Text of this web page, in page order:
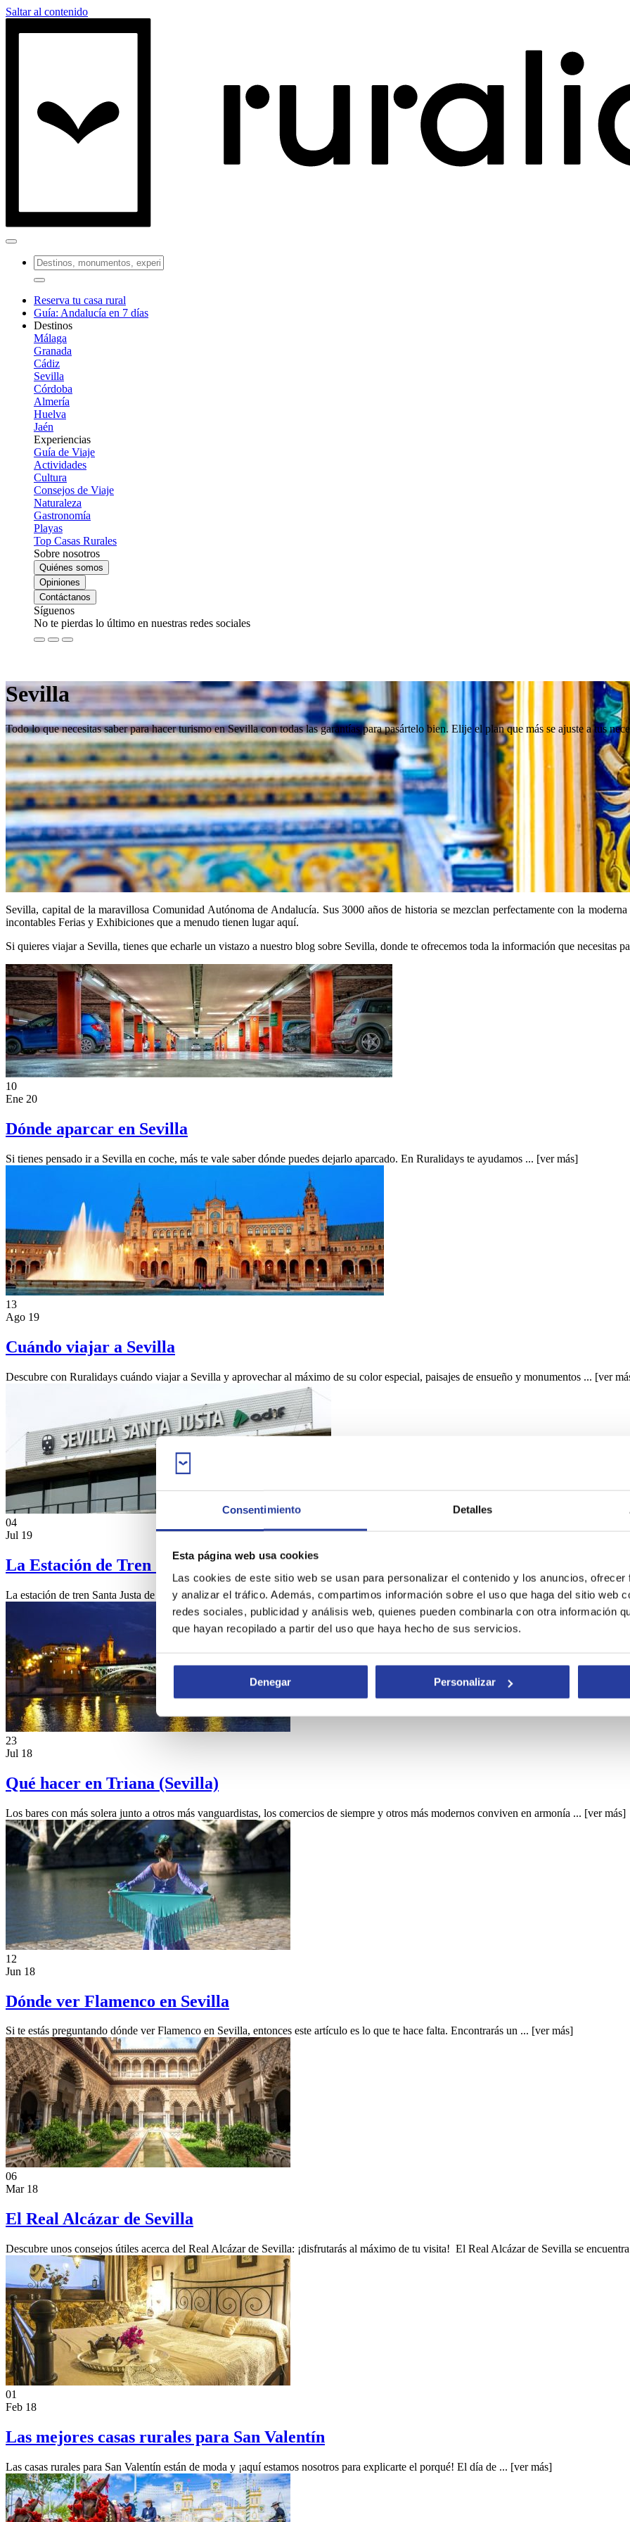
Consentimiento Detalles
Esta página web usa cookies
Las cookies de este sitio web se usan para personalizar el contenido y los anuncios,
y analizar el tráfico. Además, compartimos información sobre el uso que haga del sitio web
redes sociales, publicidad y análisis web, quienes pueden combinarla con otra información
que hayan recopilado a partir del uso que haya hecho de sus servicios.
Denegar Personalizar
Saltar al contenido
Reserva tu casa rural
Guía: Andalucía en 7 días
Destinos
Málaga
Granada
Cádiz
Sevilla
Córdoba
Almería
Huelva
Jaén
Experiencias
Guía de Viaje
Actividades
Cultura
Consejos de Viaje
Naturaleza
Gastronomía
Playas
Top Casas Rurales
Sobre nosotros
Quiénes somos
Opiniones
Contáctanos
Síguenos
No te pierdas lo último en nuestras redes sociales
Sevilla
Todo lo que necesitas saber para hacer turismo en Sevilla con todas las garantías para pasártelo bien. Elije el plan que más se ajuste a tus
Sevilla, capital de la maravillosa Comunidad Autónoma de Andalucía. Sus 3000 años de historia se mezclan perfectamente con la
incontables Ferias y Exhibiciones que a menudo tienen lugar aquí.
Si quieres viajar a Sevilla, tienes que echarle un vistazo a nuestro blog sobre Sevilla, donde te ofrecemos toda la información que necesitas
10
Ene 20
Dónde aparcar en Sevilla
Si tienes pensado ir a Sevilla en coche, más te vale saber dónde puedes dejarlo aparcado. En Ruralidays te ayudamos ... [ver más]
13
Ago 19
Cuándo viajar a Sevilla
Descubre con Ruralidays cuándo viajar a Sevilla y aprovechar al máximo de su color especial, paisajes de ensueño y monumentos ... [ver
04
Jul 19
La Estación de Tren Santa Justa de Sevilla
La estación de tren Santa Justa de Sevilla es la principal estación de trenes de Andalucía. Descubre sus características y ...[ver más]
23
Jul 18
Qué hacer en Triana (Sevilla)
Los bares con más solera junto a otros más vanguardistas, los comercios de siempre y otros más modernos conviven en armonía ... [ver más]
12
Jun 18
Dónde ver Flamenco en Sevilla
Si te estás preguntando dónde ver Flamenco en Sevilla, entonces este artículo es lo que te hace falta. Encontrarás un ... [ver más]
06
Mar 18
El Real Alcázar de Sevilla
Descubre unos consejos útiles acerca del Real Alcázar de Sevilla: ¡disfrutarás al máximo de tu visita! El Real Alcázar de Sevilla se
01
Feb 18
Las mejores casas rurales para San Valentín
Las casas rurales para San Valentín están de moda y ¡aquí estamos nosotros para explicarte el porqué! El día de ... [ver más]